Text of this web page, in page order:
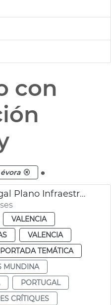
con
évora .
Presentación Portugal Plano Infraestructuras Críticas 2026-2031 València
VALENCIA
VALENCIA
TEMÁTICA
MUNDINA
PORTUGAL
CRÍTIQUES